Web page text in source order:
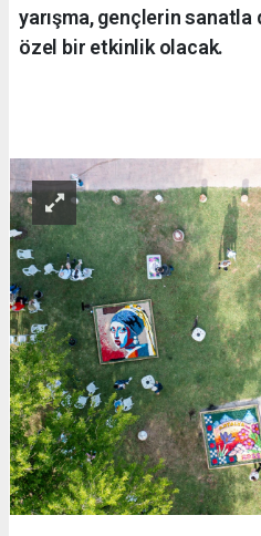
yarışma, gençlerin sanatla
özel bir etkinlik olacak.